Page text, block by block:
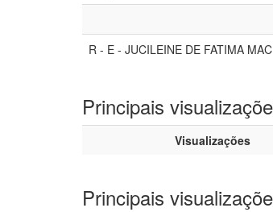
R - E - JUCILEINE DE FATIMA
Principais
Visualizações
Principais